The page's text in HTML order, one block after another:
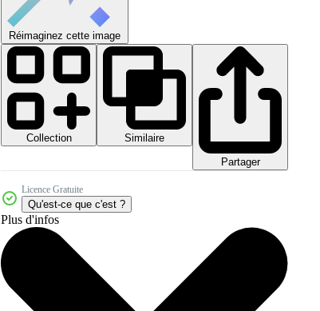
Réimaginez cette image
Collection
Similaire
Partager
Licence Gratuite
Qu'est-ce que c'est ?
Plus d'infos